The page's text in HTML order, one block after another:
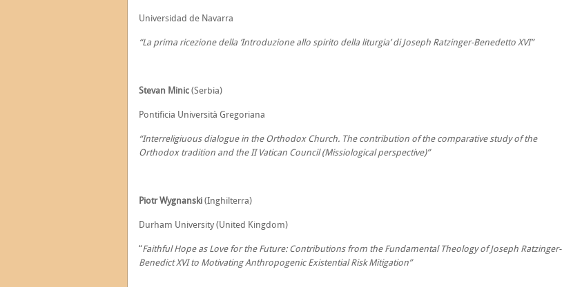
Universidad de Navarra
“La prima ricezione della ‘Introduzione allo spirito della liturgia’ di Joseph Ratzinger-Benedetto XVI”
Stevan Minic (Serbia)
Pontificia Università Gregoriana
“Interreligiuous dialogue in the Orthodox Church. The contribution of the comparative study of the
Orthodox tradition and the II Vatican Council (Missiological perspective)”
Piotr Wygnanski (Inghilterra)
Durham University (United Kingdom)
“Faithful Hope as Love for the Future: Contributions from the Fundamental Theology of Joseph Ratzinger-
Benedict XVI to Motivating Anthropogenic Existential Risk Mitigation”